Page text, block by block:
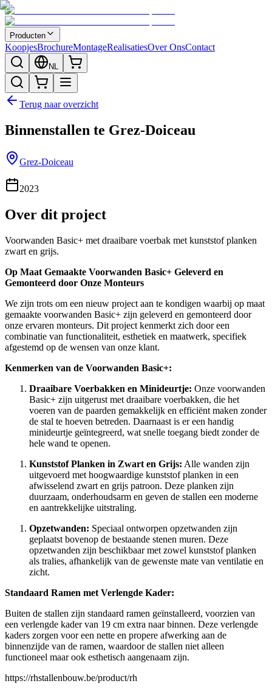
Producten
KoopjesBrochureMontageRealisatiesOver OnsContact
NL
Terug naar overzicht
Binnenstallen te Grez-Doiceau
Grez-Doiceau
2023
Over dit project
Voorwanden Basic+ met draaibare voerbak met kunststof planken
zwart en grijs.
Op Maat Gemaakte Voorwanden Basic+ Geleverd en
Gemonteerd door Onze Monteurs
We zijn trots om een nieuw project aan te kondigen waarbij op maat
gemaakte voorwanden Basic+ zijn geleverd en gemonteerd door
onze ervaren monteurs. Dit project kenmerkt zich door een
combinatie van functionaliteit, esthetiek en maatwerk, specifiek
afgestemd op de wensen van onze klant.
Kenmerken van de Voorwanden Basic+:
Draaibare Voerbakken en Minideurtje: Onze voorwanden
Basic+ zijn uitgerust met draaibare voerbakken, die het
voeren van de paarden gemakkelijk en efficiënt maken zonder
de stal te hoeven betreden. Daarnaast is er een handig
minideurtje geïntegreerd, wat snelle toegang biedt zonder de
hele wand te openen.
Kunststof Planken in Zwart en Grijs: Alle wanden zijn
uitgevoerd met hoogwaardige kunststof planken in een
afwisselend zwart en grijs patroon. Deze planken zijn
duurzaam, onderhoudsarm en geven de stallen een moderne
en aantrekkelijke uitstraling.
Opzetwanden: Speciaal ontworpen opzetwanden zijn
geplaatst bovenop de bestaande stenen muren. Deze
opzetwanden zijn beschikbaar met zowel kunststof planken
als tralies, afhankelijk van de gewenste mate van ventilatie en
zicht.
Standaard Ramen met Verlengde Kader:
Buiten de stallen zijn standaard ramen geïnstalleerd, voorzien van
een verlengde kader van 19 cm extra naar binnen. Deze verlengde
kaders zorgen voor een nette en propere afwerking aan de
binnenzijde van de ramen, waardoor de stallen niet alleen
functioneel maar ook esthetisch aangenaam zijn.
https://rhstallenbouw.be/product/rh